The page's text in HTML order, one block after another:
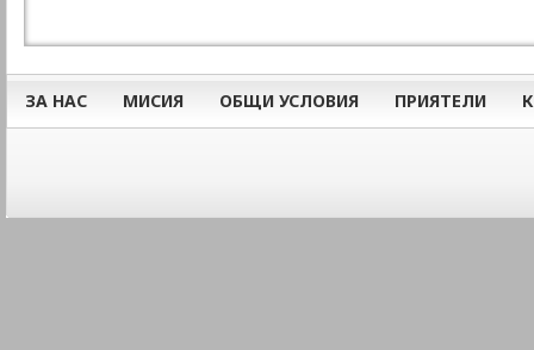
ЗА НАС МИСИЯ ОБЩИ УСЛОВИЯ ПРИЯТЕЛИ